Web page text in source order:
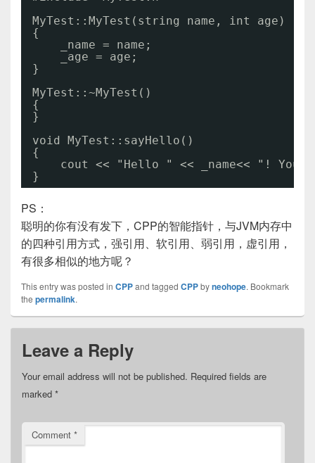
MyTest::MyTest(string name, int age)
{
_name = name;
_age = age;
}
MyTest::~MyTest()
{
}
void MyTest::sayHello()
{
cout << "Hello " << _name<< "!
}
PS：
聪明的你有没有发下，CPP的智能指针，与JVM内存中
的四种引用方式，强引用、软引用、弱引用，虚引用，
有很多相似的地方呢？
This entry was posted in CPPand tagged CPPbyneohope. Bookmark
the permalink.
Leave a Reply
Your email address will not be published. Required fields are
marked *
Comment *